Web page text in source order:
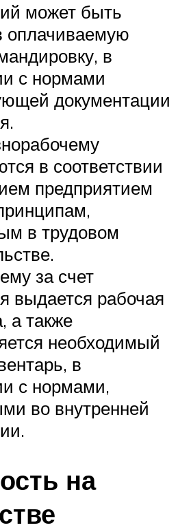
может быть
оплачиваемую
в
с нормами
документации
в соответствии
предприятием
в трудовом
за счет
выдается рабочая
а также
необходимый
в
с нормами,
во внутренней
на